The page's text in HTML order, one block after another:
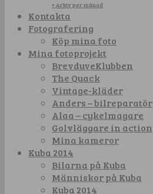
+ Arkiv per månad
Kontakta
Fotografering
Köp mina foto
Mina fotoprojekt
BrevduveKlubben
The Quack
Vintage-kläder
Anders – bilreparatör
Alaa – cykelmagare
Golvläggare in action
Mina kameror
Kuba 2014
Bilarna på Kuba
Människor på Kuba
Kuba 2014